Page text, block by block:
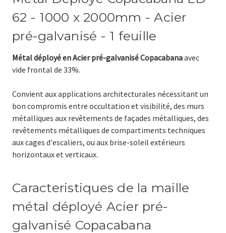
62 - 1000 x 2000mm - Acier
pré-galvanisé - 1 feuille
Métal déployé en Acier pré-galvanisé Copacabanaavec
vide frontal de 33%.
Convient aux applications architecturales nécessitant un
bon compromis entre occultation et visibilité, des murs
métalliques aux revêtements de façades métalliques, des
revêtements métalliques de compartiments techniques
aux cages d'escaliers, ou aux brise-soleil extérieurs
horizontaux et verticaux.
Caracteristiques de la maille
métal déployé Acier pré-
galvanisé Copacabana